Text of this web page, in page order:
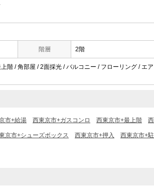
階層 2階
階 / 角部屋 / 2面採光 / バルコニー / フローリング / エ
市+給湯 西東京市+ガスコンロ 西東京市+最上階
京市+シューズボックス 西東京市+押入 西東京市+